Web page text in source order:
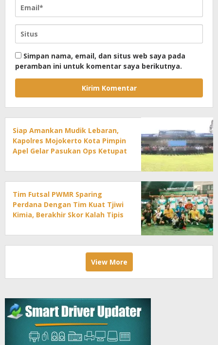
Simpan nama, email, dan situs web saya pada
peramban ini untuk komentar saya berikutnya.
Siap Amankan Mudik Lebaran,
Kapolres Mojokerto Kota Pimpin
Apel Gelar Pasukan Ops Ketupat
Tim Futsal PWMR Sparing
Perdana Dengan Tim Kuat Tjiwi
Kimia, Berakhir Skor Kalah Tipis
View More